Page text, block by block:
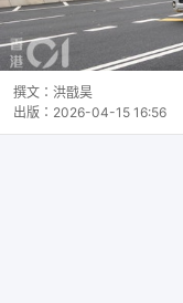
撰文： 洪戩昊
出版： 2026-04-15 16:56